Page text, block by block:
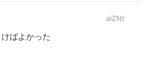
aiZNt
ばよかった